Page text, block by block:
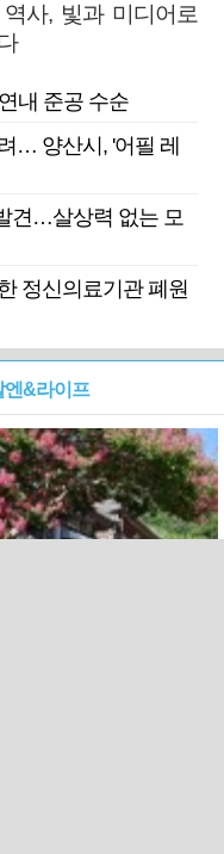
사, 빛과 미디어로
내 준공 수순
… 양산시, '어필 레
견…살상력 없는 모
정신의료기관 폐원
엔&라이프